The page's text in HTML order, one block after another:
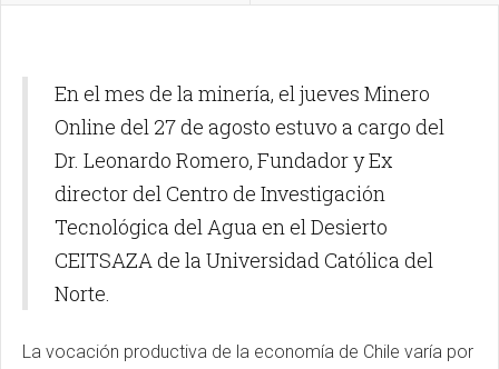
En el mes de la minería, el jueves Minero
Online del 27 de agosto estuvo a cargo del
Dr. Leonardo Romero, Fundador y Ex
director del Centro de Investigación
Tecnológica del Agua en el Desierto
CEITSAZA de la Universidad Católica del
Norte.
La vocación productiva de la economía de Chile varía por